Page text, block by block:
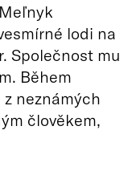
lodi na
Společnost mu
Během
neznámých
člověkem,